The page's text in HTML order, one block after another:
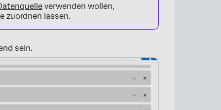
×
verwenden wollen,
zuordnen lassen.
sein.